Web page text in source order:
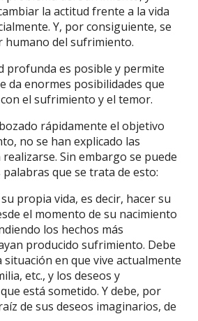
la actitud frente a la vida
Y, por consiguiente, se
humano del sufrimiento.
profunda es posible y permite
da enormes posibilidades que
el sufrimiento y el temor.
rápidamente el objetivo
no se han explicado las
Sin embargo se puede
que se trata de esto:
propia vida, es decir, hacer su
el momento de su nacimiento
los hechos más
producido sufrimiento. Debe
situación en que vive actualmente
etc., y los deseos y
está sometido. Y debe, por
de sus deseos imaginarios, de